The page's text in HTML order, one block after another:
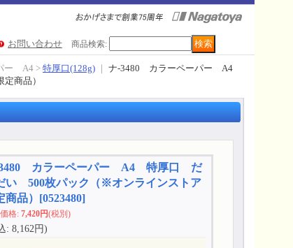
お問い合わせ 商品検索:
ー A4 >特厚口(128g)
ナ-3480 カラーペーパー A4
商品）
カラーペーパー A4 特厚口 だ
い 500枚パック（※オンラインストア
商品） [0523480]
格: 7,420円(税別)
: 8,162円)